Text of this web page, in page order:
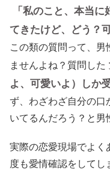
「私のこと、本当に
てきたけど、どう？
この類の質問って、男
ませんよね？質問した
よ、可愛いよ）しか
ず、わざわざ自分の口
いてるんだろう？と男
実際の恋愛現場でよく
度も愛情確認をして